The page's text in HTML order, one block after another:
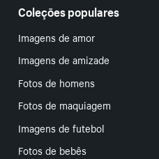
Coleções populares
Imagens de amor
Imagens de amizade
Fotos de homens
Fotos de maquiagem
Imagens de futebol
Fotos de bebês